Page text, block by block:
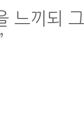
느끼되